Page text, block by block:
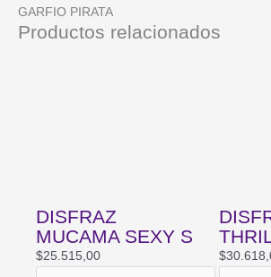
GARFIO PIRATA
Productos relacionados
DISFRAZ
MUCAMA SEXY S
$25.515,00
$